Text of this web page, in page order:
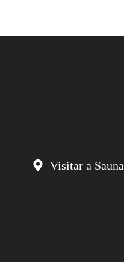
Visitar a Sauna